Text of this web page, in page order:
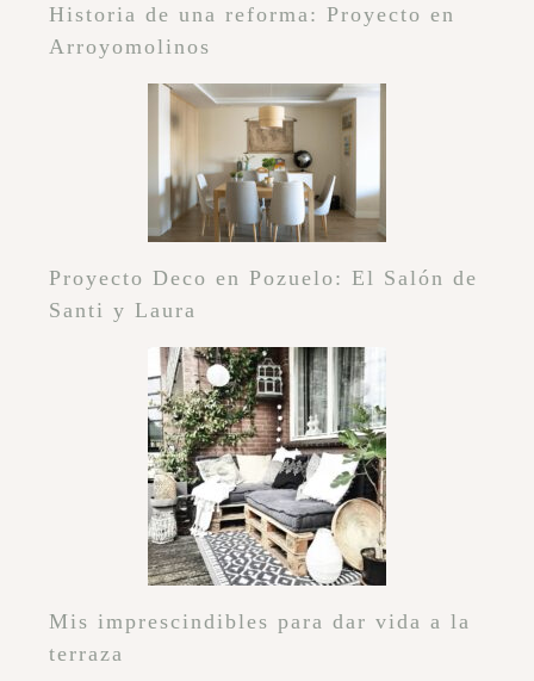
Historia de una reforma: Proyecto en
Arroyomolinos
Proyecto Deco en Pozuelo: El Salón de
Santi y Laura
Mis imprescindibles para dar vida a la
terraza